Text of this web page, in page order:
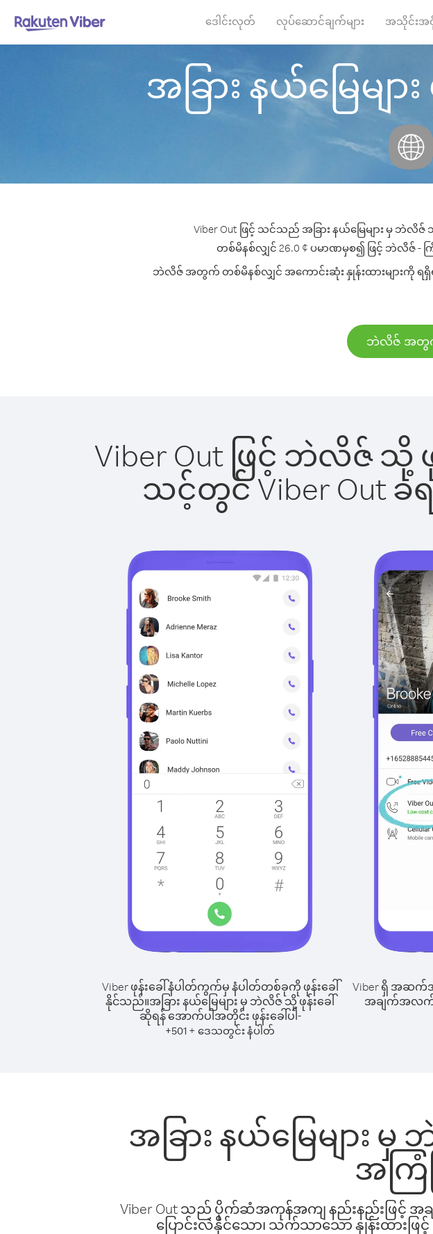
ဒေါင်းလုတ် လုပ်ဆောင်ချက်များ အသိုင်းအဝို
အခြား နယ်မြေမ
Viber Out ဖြင့် သင်သည် အခြား နယ်မြေများ မှ ဘဲ
တစ်မိနစ်လျှင် 26.0 ¢ ပမာဏမှစ၍ ဖြင့် ဘဲလိဇ် -
ဘဲလိဇ် အတွက် တစ်မိနစ်လျှင် အကောင်းဆုံး နှုန်းထားများကို ရ
ဘဲလိဇ် အတွက်
Viber Out ဖြင့် ဘဲလိဇ်
သင့်တွင် Viber Out
Viber ဖုန်းခေါ်နံပါတ်ကွက်မှ နံပါတ်တစ်ခုကို ဖုန်းခေါ်
နိုင်သည်။အခြား နယ်မြေများ မှ ဘဲလိဇ် သို့ ဖုန်းခေါ်
ဆိုရန် အောက်ပါအတိုင်း ဖုန်းခေါ်ပါ-
+501 + ဒေသတွင်း နံပါတ်
Viber ရှိ အဆက်
အချက်အလက် မ
အခြား နယ်မြေများ
အကြံ
Viber Out သည် ပိုက်ဆံအကုန်အကျ နည်းနည်းဖြင့် အခ
ပြောင်းလဲနိုင်သော၊ သက်သာသော နှုန်းထားဖြ